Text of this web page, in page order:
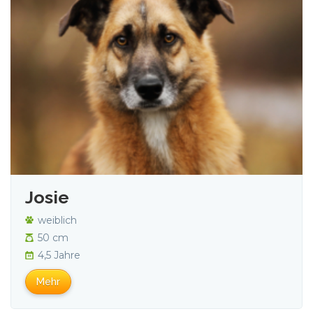
Josie
weiblich
50 cm
4,5 Jahre
Mehr